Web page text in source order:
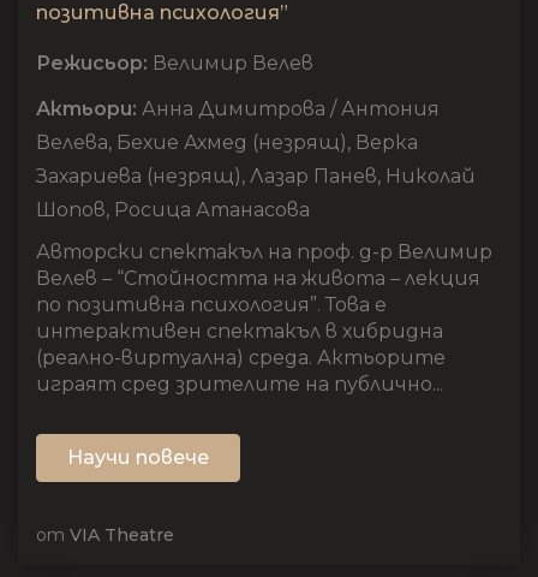
позитивна психология”
Режисьор: Велимир Велев
Актьори: Анна Димитрова / Антония
Велева, Бехие Ахмед (незрящ), Верка
Захариева (незрящ), Лазар Панев, Николай
Шопов, Росица Атанасова
Авторски спектакъл на проф. д-р Велимир
Велев – “Стойността на живота – лекция
по позитивна психология”. Това е
интерактивен спектакъл в хибридна
(реално-виртуална) среда. Актьорите
играят сред зрителите на публично...
Научи повече
от VIA Theatre